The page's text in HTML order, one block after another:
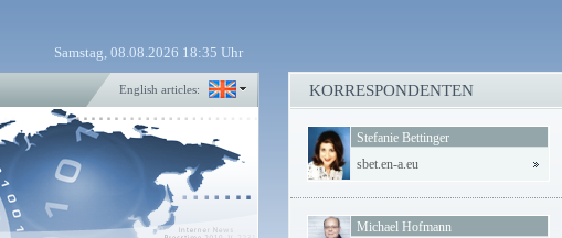
Samstag, 08.08.2026 18:35 Uhr
English articles: KORRESPONDENTEN
Stefanie Bettinger
sbet.en-a.eu
Michael Hofmann